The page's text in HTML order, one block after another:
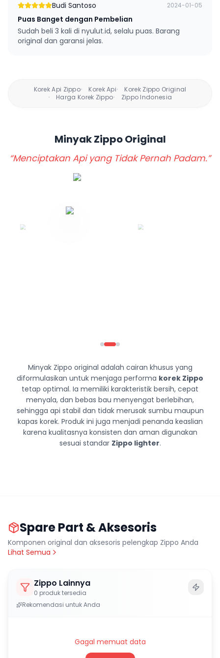
Budi Santoso 2024-01-05
Puas Banget dengan Pembelian
Sudah beli 3 kali di nyulut.id, selalu puas. Barang
original dan garansi jelas.
Korek Api Zippo• Korek Api• Korek Zippo Original
• Harga Korek Zippo• Zippo Indonesia
Minyak ZippoOriginal
“Menciptakan Api yang Tidak Pernah Padam.”
Minyak Zippo original adalah cairan khusus yang
diformulasikan untuk menjaga performa korek Zippo
tetap optimal. Ia memiliki karakteristik bersih, cepat
menyala, dan bebas bau menyengat berlebihan,
sehingga api stabil dan tidak merusak sumbu maupun
kapas korek. Produk ini juga menjadi penanda keaslian
karena kualitasnya konsisten dan aman digunakan
sesuai standar Zippo lighter.
Spare Part & Aksesoris
Komponen original dan aksesoris pelengkap Zippo Anda
Lihat Semua
Zippo Lainnya
0 produk tersedia
Rekomendasi untuk Anda
Gagal memuat data